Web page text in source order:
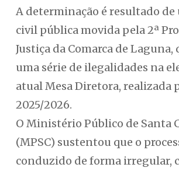
A determinação é resultado de
civil pública movida pela 2ª
Justiça da Comarca de
uma série de ilegalidades na
atual Mesa Diretora, realizada
2025/2026.
O Ministério Público de Santa
(MPSC) sustentou que o
conduzido de forma irregular,